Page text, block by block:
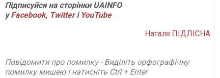
Підписуйся на сторінки UAINFO
уFacebook, Twitter і YouTube
Наталя ПІДЛІСНА
Повідомити про помилку - Виділіть орфографічну
помилку мишею і натисніть Ctrl + Enter